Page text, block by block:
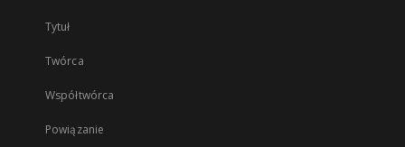
Tytuł
Twórca
Współtwórca
Powiązanie